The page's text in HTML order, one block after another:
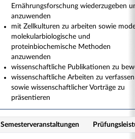
Ernährungsforschung wiederzugeben
anzuwenden
mit Zellkulturen zu arbeiten sowie
molekularbiologische und
proteinbiochemische Methoden
anzuwenden
wissenschaftliche Publikationen zu
wissenschaftliche Arbeiten zu verfassen
sowie wissenschaftlicher Vorträge zu
präsentieren
Semesterveranstaltungen